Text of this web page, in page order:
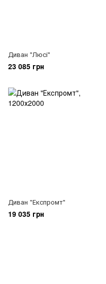
Диван "Люсі"
23 085 грн
Диван "Експромт"
19 035 грн